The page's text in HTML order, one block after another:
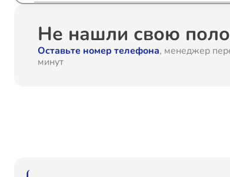
Замена шнура питания
Не нашли свою
Оставьте номер телефона, менеджер
минут